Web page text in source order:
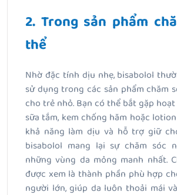
2. Trong sản phẩm
thể
Nhờ đặc tính dịu nhẹ, bisabolol
sử dụng trong các sản phẩm chăm
cho trẻ nhỏ. Bạn có thể bắt gặp
sữa tắm, kem chống hăm hoặc
khả năng làm dịu và hỗ trợ giữ
bisabolol mang lại sự chăm sóc
những vùng da mỏng manh nhất.
được xem là thành phần phù hợp
người lớn, giúp da luôn thoải mái